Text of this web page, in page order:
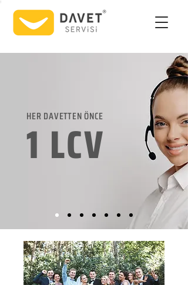
HER DAVETTEN ÖNCE
1 LCV